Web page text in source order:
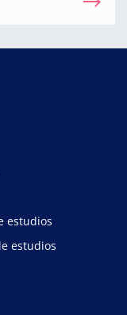
estudios
estudios